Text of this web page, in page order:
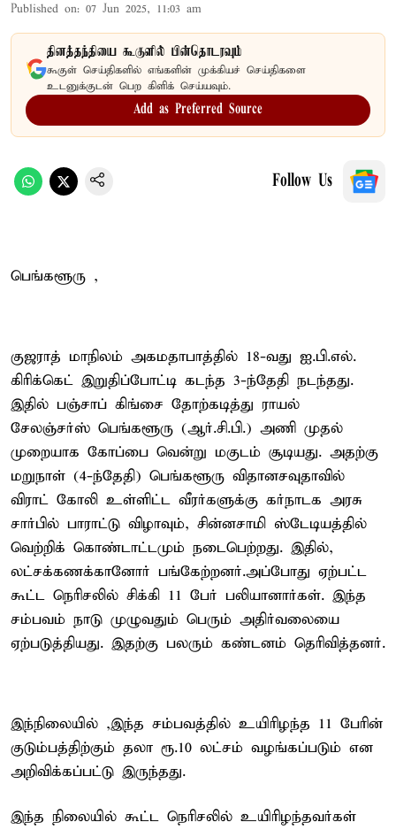
Published on: 07 Jun 2025, 11:03 am
தினத்தந்தியை கூகுளில் பின்தொடரவும்
கூகுள் செய்திகளில் எங்களின் முக்கியச் செய்திகளை
உடனுக்குடன் பெற கிளிக் செய்யவும்.
Add as Preferred Source
Follow Us
பெங்களூரு ,
குஜராத் மாநிலம் அகமதாபாத்தில் 18-வது ஐ.பி.எல்.
கிரிக்கெட் இறுதிப்போட்டி கடந்த 3-ந்தேதி நடந்தது.
இதில் பஞ்சாப் கிங்சை தோற்கடித்து ராயல்
சேலஞ்சர்ஸ் பெங்களூரு (ஆர்.சி.பி.) அணி முதல்
முறையாக கோப்பை வென்று மகுடம் சூடியது. அதற்கு
மறுநாள் (4-ந்தேதி) பெங்களூரு விதானசவுதாவில்
விராட் கோலி உள்ளிட்ட வீரர்களுக்கு கர்நாடக அரசு
சார்பில் பாராட்டு விழாவும், சின்னசாமி ஸ்டேடியத்தில்
வெற்றிக் கொண்டாட்டமும் நடைபெற்றது. இதில்,
லட்சக்கணக்கானோர் பங்கேற்றனர்.அப்போது ஏற்பட்ட
கூட்ட நெரிசலில் சிக்கி 11 பேர் பலியானார்கள். இந்த
சம்பவம் நாடு முழுவதும் பெரும் அதிர்வலையை
ஏற்படுத்தியது. இதற்கு பலரும் கண்டனம் தெரிவித்தனர்.
இந்நிலையில் ,இந்த சம்பவத்தில் உயிரிழந்த 11 பேரின்
குடும்பத்திற்கும் தலா ரூ.10 லட்சம் வழங்கப்படும் என
அறிவிக்கப்பட்டு இருந்தது.
இந்த நிலையில் கூட்ட நெரிசலில் உயிரிழந்தவர்கள்